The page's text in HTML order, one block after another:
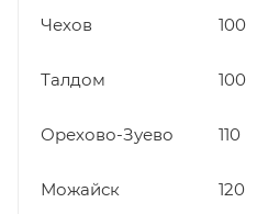
Чехов 100
Талдом 100
Орехово-Зуево 110
Можайск 120